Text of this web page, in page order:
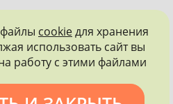
ГОРОДСКОЕ ОТДЕЛЕНИЕ
cookieдля хранения
использовать сайт вы
работу с этими файлами